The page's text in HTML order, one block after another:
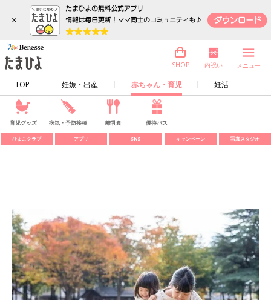
×
TOP 妊娠・出産 赤ちゃん・育児 妊活
SHOP 内祝い メニュー
育児グッズ 病気・予防接種 離乳食 優待パス
ひよこクラブ アプリ SNS キャンペーン 写真スタジオ